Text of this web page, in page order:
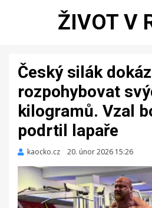
ŽIVOT V
Český silák
rozpohybovat
kilogramů. Vzal
podrtil lapaře
kaocko.cz
Zveřejněno
20. únor 2026 15:26